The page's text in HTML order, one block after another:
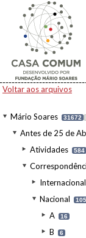
Voltar aos arquivos
Mário Soares 31672
Antes de 25 de
Atividades 584
Internacional
Nacional 105
A 16
B 6